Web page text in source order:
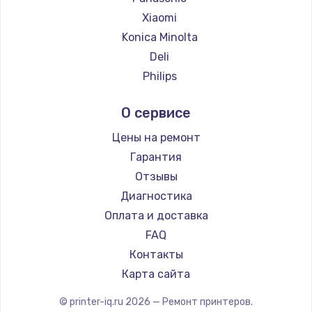
Замена температурного датчика
2500 руб.
Заказать
Замена электроконфорки
Техобслуживание
900 руб.
Заказать
Установка / подключение / демонтаж
1300 руб.
Заказать
Xiaomi
Konica Minolta
Deli
Philips
Kodak
Sharp
TSC
Fujitsu
Godex
О сервисе
Цены на ремонт
Гарантия
Отзывы
Диагностика
Оплата и доставка
FAQ
Контакты
Карта сайта
© printer-iq.ru 2026 — Ремонт принтеров.